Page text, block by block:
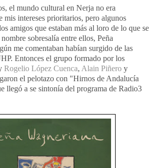
el mundo cultural en Nerja no era
mis intereses prioritarios, pero algunos
amigos que estaban más al loro de lo que se
sobresalía entre ellos, Peña
me comentaban habían surgido de las
. Entonces el grupo formado por los
Rogelio López Cuenca, Alain Piñero y
el pelotazo con "Hirnos de Andalucía
llegó a se sintonía del programa de Radio3